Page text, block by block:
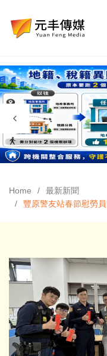
Home
最新新聞
豐原警友站春節慰勞